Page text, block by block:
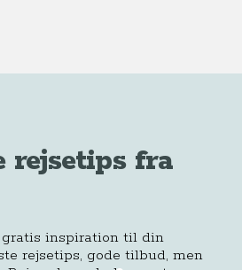
rejsetips fra
gratis inspiration til din
rejsetips, gode tilbud, men